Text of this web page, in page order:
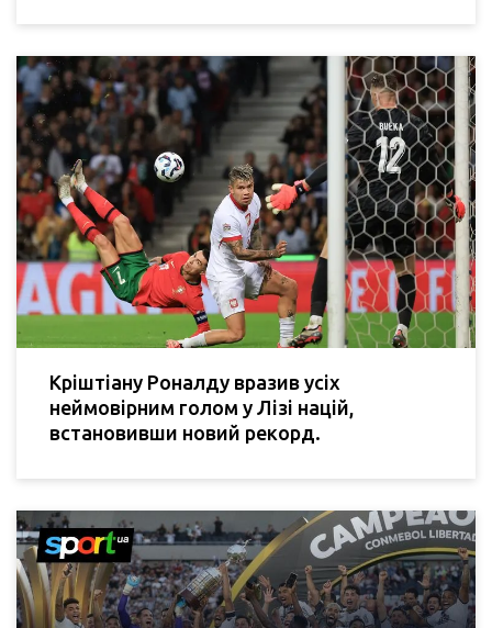
Кріштіану Роналду вразив усіх
неймовірним голом у Лізі націй,
встановивши новий рекорд.